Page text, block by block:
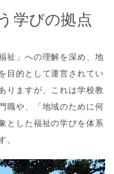
学びの拠点
祉」への理解を深め、地
目的として運営されてい
りますが、これは学校教
職や、「地域のために何
とした福祉の学びを体系